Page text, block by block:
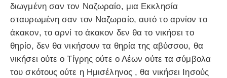
διωγμένη σαν τον Ναζωραίο, μια Εκκλησία
σταυρωμένη σαν τον Ναζωραίο, αυτό το αρνίον το
άκακον, το αρνί το άκακον δεν θα το νικήσει το
θηρίο, δεν θα νικήσουν τα θηρία της αβύσσου, θα
νικήσει ούτε ο Τίγρης ούτε ο Λέων ούτε τα σύμβολα
του σκότους ούτε η Ημισέληνος , θα νικήσει Ιησούς